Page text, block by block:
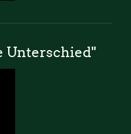
Unterschied"